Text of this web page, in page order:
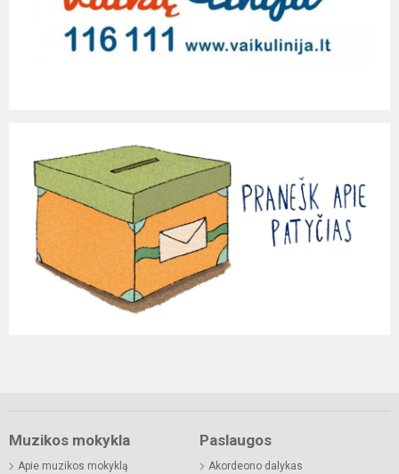
Muzikos mokykla
Apie muzikos mokyklą
Paslaugos
Akordeono dalykas